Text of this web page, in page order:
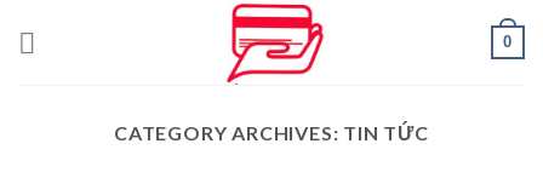
0
CATEGORY ARCHIVES: TIN TỨC